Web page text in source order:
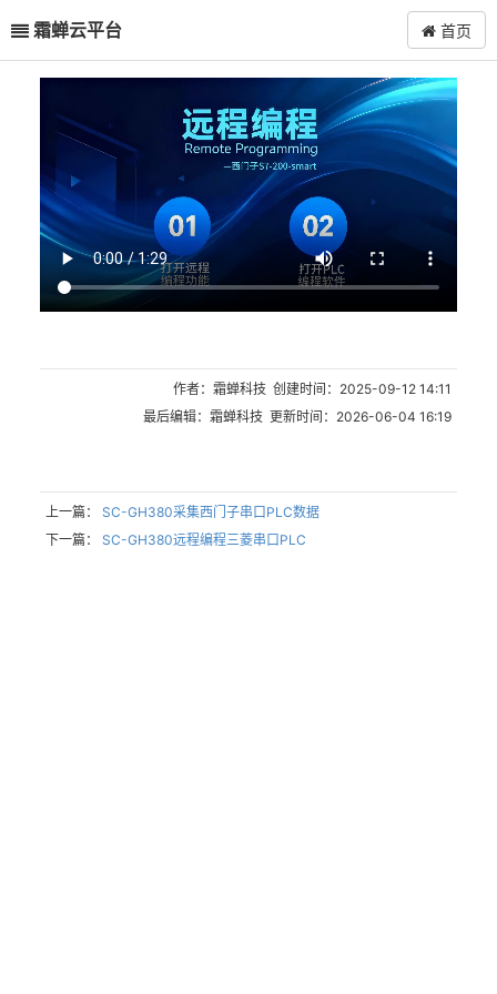
霜蝉云平台 首页
作者：霜蝉科技 创建时间：2025-09-12 14:11
最后编辑：霜蝉科技 更新时间：2026-06-04 16:19
上一篇： SC-GH380采集西门子串口PLC数据
下一篇： SC-GH380远程编程三菱串口PLC